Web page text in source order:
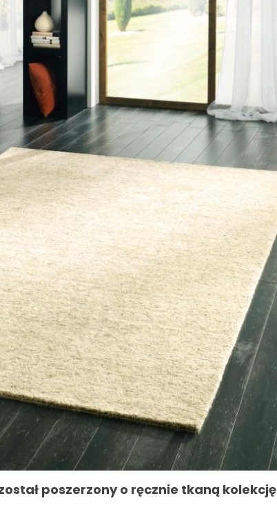
poszerzony o ręcznie tkaną kolekcję